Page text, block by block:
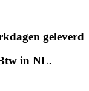
geleverd
in NL.